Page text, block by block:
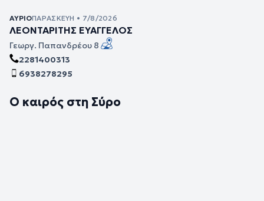
ΑΎΡΙΟΠΑΡΑΣΚΕΥΉ • 7/8/2026
ΛΕΟΝΤΑΡΙΤΗΣ ΕΥΑΓΓΕΛΟΣ
Γεωργ. Παπανδρέου 8
2281400313
6938278295
Ο καιρός στη Σύρο